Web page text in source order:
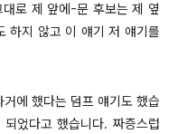
로 제 앞에-문 후보는 제 옆
하지 않고 이 얘기 저 얘기를
에 했다는 덤프 얘기도 했습
었다고 했습니다. 짜증스럽